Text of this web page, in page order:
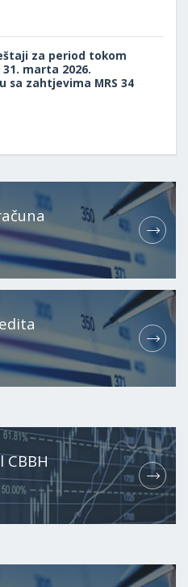
za period tokom
marta 2026.
sa zahtjevima MRS 34